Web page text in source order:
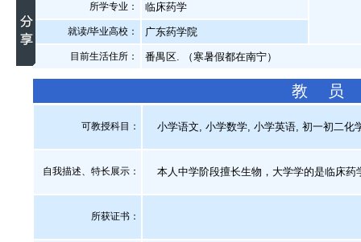
所学专业： 临床药学
就读/毕业高校： 广东药学院
目前生活住所： 番禺区. （寒暑假都在南宁）
教 员
可教授科目： 小学语文, 小学数学, 小学英语, 初一初二化
自我描述、特长展示 ： 本人中学阶段擅长生物，大学学的是临床药
所获证书 ：